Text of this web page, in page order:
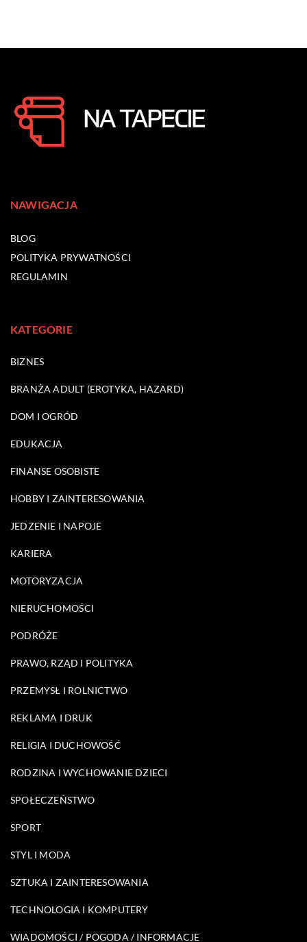
NAWIGACJA
BLOG
POLITYKA PRYWATNOŚCI
REGULAMIN
KATEGORIE
BIZNES
BRANŻA ADULT (EROTYKA, HAZARD)
DOM I OGRÓD
EDUKACJA
FINANSE OSOBISTE
HOBBY I ZAINTERESOWANIA
JEDZENIE I NAPOJE
KARIERA
MOTORYZACJA
NIERUCHOMOŚCI
PODRÓŻE
PRAWO, RZĄD I POLITYKA
PRZEMYSŁ I ROLNICTWO
REKLAMA I DRUK
RELIGIA I DUCHOWOŚĆ
RODZINA I WYCHOWANIE DZIECI
SPOŁECZEŃSTWO
SPORT
STYL I MODA
SZTUKA I ZAINTERESOWANIA
TECHNOLOGIA I KOMPUTERY
WIADOMOŚCI / POGODA / INFORMACJE